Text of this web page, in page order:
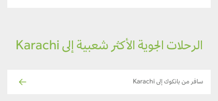
الرحلات الجوية الأكثر شعبية إلى Karachi
سافر من بانكوك إلى Karachi